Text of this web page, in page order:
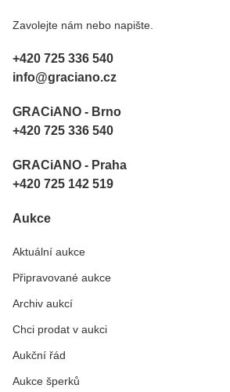
Zavolejte nám nebo napište.
+420 725 336 540
info@graciano.cz
GRACiANO - Brno
+420 725 336 540
GRACiANO - Praha
+420 725 142 519
Aukce
Aktuální aukce
Připravované aukce
Archiv aukcí
Chci prodat v aukci
Aukční řád
Aukce šperků